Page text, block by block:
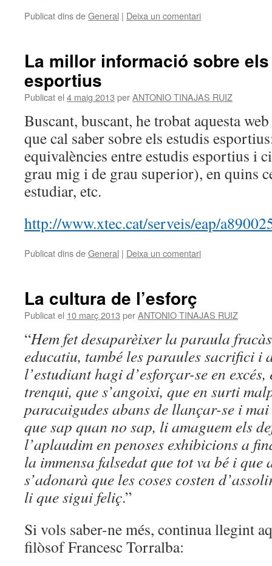
Publicat dins deGeneral | Deixa un comentari
La millor informació sobre
esportius
Publicat el 4 maig 2013 perANTONIO TINAJAS RUIZ
Buscant, buscant, he trobat aquesta
que cal saber sobre els estudis
equivalències entre estudis esportius i
grau mig i de grau superior), en quins
estudiar, etc.
http://www.xtec.cat/serveis/eap/
Publicat dins deGeneral | Deixa un comentari
La cultura de l’esforç
Publicat el 10 març 2013 perANTONIO TINAJAS RUIZ
“Hem fet desaparèixer la paraula
educatiu, també les paraules sacrifici i
l’estudiant hagi d’esforçar-se en
trenqui, que s’angoixi, que en surti
paracaigudes abans de llançar-se i
que sap quan no sap, li amaguem els
l’aplaudim en penoses exhibicions a
la immensa falsedat que tot va bé i que
s’adonarà que les coses costen
li que sigui feliç.”
Si vols saber-ne més, continua llegint
filòsof Francesc Torralba: